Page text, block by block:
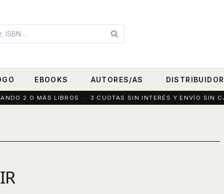
EBOOKS AUTORES/AS
2 O MÁS LIBROS · 3 CUOTAS SIN INTERÉS Y ENVÍO SIN